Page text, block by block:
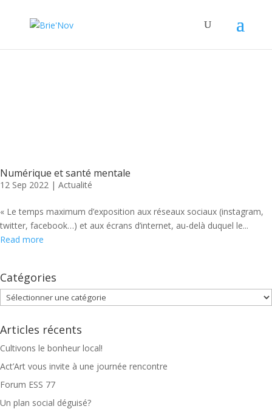
Numérique et santé mentale
12 Sep 2022 | Actualité
« Le temps maximum d’exposition aux réseaux sociaux (instagram,
twitter, facebook…) et aux écrans d’internet, au-delà duquel le...
Read more
Catégories
Catégories
Articles récents
Cultivons le bonheur local!
Act’Art vous invite à une journée rencontre
Forum ESS 77
Un plan social déguisé?